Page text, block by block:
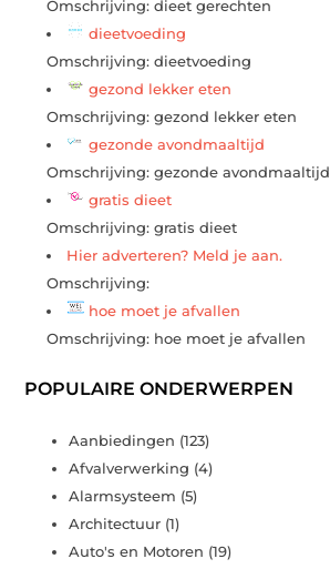
Omschrijving: dieet gerechten
dieetvoeding
Omschrijving: dieetvoeding
gezond lekker eten
Omschrijving: gezond lekker eten
gezonde avondmaaltijd
Omschrijving: gezonde avondmaaltijd
gratis dieet
Omschrijving: gratis dieet
Hier adverteren? Meld je aan.
Omschrijving:
hoe moet je afvallen
Omschrijving: hoe moet je afvallen
POPULAIRE ONDERWERPEN
Aanbiedingen (123)
Afvalverwerking (4)
Alarmsysteem (5)
Architectuur (1)
Auto's en Motoren (19)